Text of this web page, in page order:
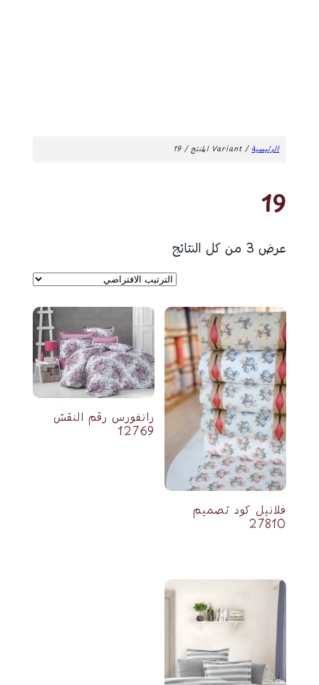
الرئيسية/ Variant المنتج / 19
19
عرض ⁦3⁩ من كل النتائج
فلانيل كود تصميم
27810
رانفورس رقم النقش
12769